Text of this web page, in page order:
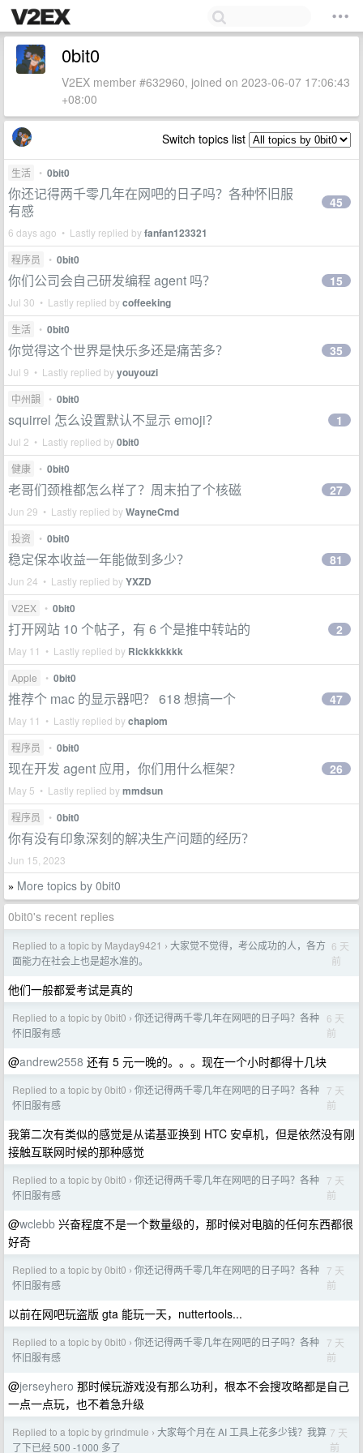
0bit0
V2EX member #632960, joined on 2023-06-07 17:06:43
+08:00
Switch topics list
生活 • 0bit0
你还记得两千零几年在网吧的日子吗？各种怀旧服
有感
6 days ago • Lastly replied byfanfan123321
45
程序员 • 0bit0
你们公司会自己研发编程 agent 吗？
Jul 30 • Lastly replied bycoffeeking
15
生活 • 0bit0
你觉得这个世界是快乐多还是痛苦多？
Jul 9 • Lastly replied byyouyouzi
35
中州韻 • 0bit0
squirrel 怎么设置默认不显示 emoji？
Jul 2 • Lastly replied by0bit0
1
健康 • 0bit0
老哥们颈椎都怎么样了？周末拍了个核磁
Jun 29 • Lastly replied byWayneCmd
27
投资 • 0bit0
稳定保本收益一年能做到多少？
Jun 24 • Lastly replied byYXZD
81
V2EX • 0bit0
打开网站 10 个帖子，有 6 个是推中转站的
May 11 • Lastly replied by Rickkkkkkk
2
Apple • 0bit0
推荐个 mac 的显示器吧？ 618 想搞一个
May 11 • Lastly replied bychapiom
47
程序员 • 0bit0
现在开发 agent 应用，你们用什么框架？
May 5 • Lastly replied bymmdsun
26
程序员 • 0bit0
你有没有印象深刻的解决生产问题的经历？
Jun 15, 2023
» More topics by 0bit0
0bit0's recent replies
Replied to a topic by Mayday9421 › 大家觉不觉得，考公成功的人，各方
面能力在社会上也是超水准的。
6 天
前
他们一般都爱考试是真的
Replied to a topic by 0bit0 › 你还记得两千零几年在网吧的日子吗？各种
怀旧服有感
6 天
前
@andrew2558 还有 5 元一晚的。。。现在一个小时都得十几块
Replied to a topic by 0bit0 › 你还记得两千零几年在网吧的日子吗？各种
怀旧服有感
7 天
前
我第二次有类似的感觉是从诺基亚换到 HTC 安卓机，但是依然没有刚
接触互联网时候的那种感觉
Replied to a topic by 0bit0 › 你还记得两千零几年在网吧的日子吗？各种
怀旧服有感
7 天
前
@wclebb 兴奋程度不是一个数量级的，那时候对电脑的任何东西都很
好奇
Replied to a topic by 0bit0 › 你还记得两千零几年在网吧的日子吗？各种
怀旧服有感
7 天
前
以前在网吧玩盗版 gta 能玩一天，nuttertools...
Replied to a topic by 0bit0 › 你还记得两千零几年在网吧的日子吗？各种
怀旧服有感
7 天
前
@jerseyhero 那时候玩游戏没有那么功利，根本不会搜攻略都是自己
一点一点玩，也不着急升级
Replied to a topic by grindmule › 大家每个月在 AI 工具上花多少钱？我算
了下已经 500 -1000 多了
7 天
前